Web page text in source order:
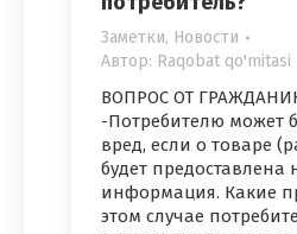
Заметки, Новости
Автор: Raqobat qo'mitasi
ВОПРОС ОТ
-Потребителю может
вред, если о товаре
будет предоставлена
информация. Какие
этом случае